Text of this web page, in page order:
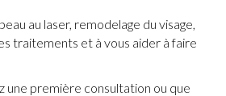
au laser, remodelage du visage,
traitements et à vous aider à faire
une première consultation ou que